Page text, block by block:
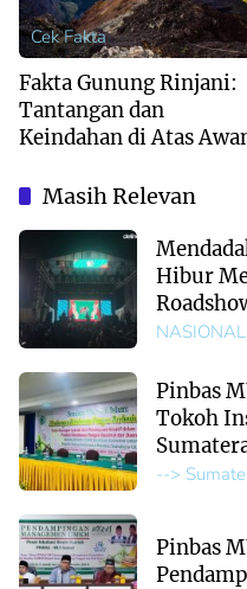
Cek Fakta
Fakta Gunung Rinjani:
Tantangan dan
Keindahan di Atas
Masih Relevan
Hibur
NASIONAL
Pinbas
Tokoh
-->
Pinbas